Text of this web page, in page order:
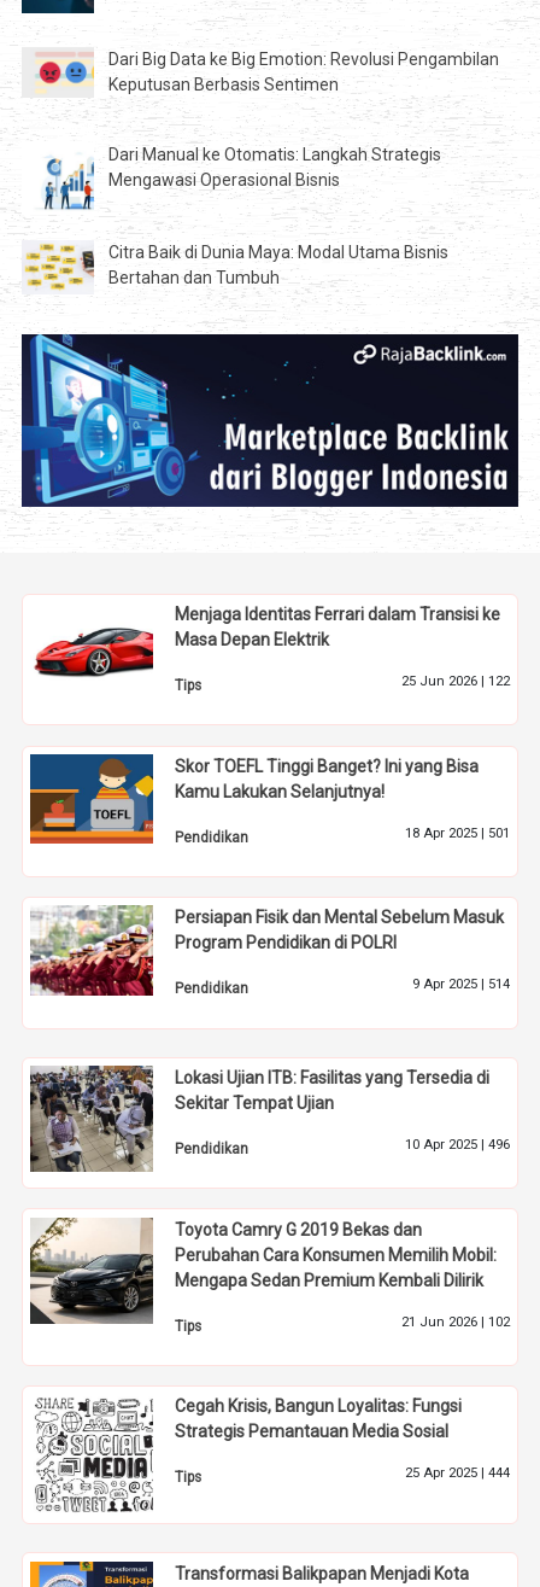
Dari Big Data ke Big Emotion: Revolusi Pengambilan
Keputusan Berbasis Sentimen
Dari Manual ke Otomatis: Langkah Strategis
Mengawasi Operasional Bisnis
Citra Baik di Dunia Maya: Modal Utama Bisnis
Bertahan dan Tumbuh
Menjaga Identitas Ferrari dalam Transisi ke
Masa Depan Elektrik
Tips 25 Jun 2026 | 122
Skor TOEFL Tinggi Banget? Ini yang Bisa
Kamu Lakukan Selanjutnya!
Pendidikan 18 Apr 2025 | 501
Persiapan Fisik dan Mental Sebelum Masuk
Program Pendidikan di POLRI
Pendidikan 9 Apr 2025 | 514
Lokasi Ujian ITB: Fasilitas yang Tersedia di
Sekitar Tempat Ujian
Pendidikan 10 Apr 2025 | 496
Toyota Camry G 2019 Bekas dan
Perubahan Cara Konsumen Memilih Mobil:
Mengapa Sedan Premium Kembali Dilirik
Tips 21 Jun 2026 | 102
Cegah Krisis, Bangun Loyalitas: Fungsi
Strategis Pemantauan Media Sosial
Tips 25 Apr 2025 | 444
Transformasi Balikpapan Menjadi Kota